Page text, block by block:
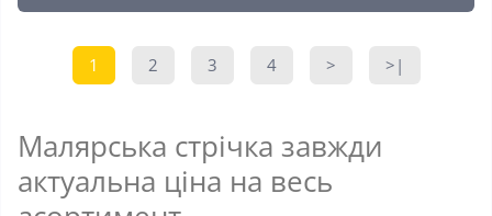
1 2 3 4 > >|
Малярська стрічка завжди
актуальна ціна на весь